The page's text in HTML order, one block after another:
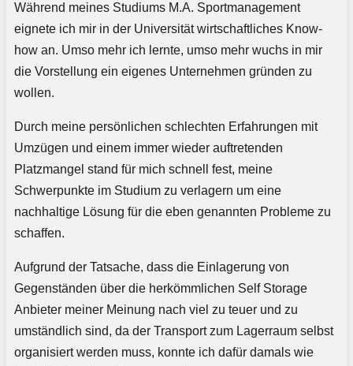
Während meines Studiums M.A. Sportmanagement
eignete ich mir in der Universität wirtschaftliches Know-
how an. Umso mehr ich lernte, umso mehr wuchs in mir
die Vorstellung ein eigenes Unternehmen gründen zu
wollen.
Durch meine persönlichen schlechten Erfahrungen mit
Umzügen und einem immer wieder auftretenden
Platzmangel stand für mich schnell fest, meine
Schwerpunkte im Studium zu verlagern um eine
nachhaltige Lösung für die eben genannten Probleme zu
schaffen.
Aufgrund der Tatsache, dass die Einlagerung von
Gegenständen über die herkömmlichen Self Storage
Anbieter meiner Meinung nach viel zu teuer und zu
umständlich sind, da der Transport zum Lagerraum selbst
organisiert werden muss, konnte ich dafür damals wie